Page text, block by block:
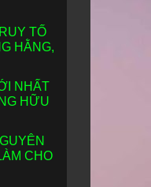
TỐ
HẰNG,
NHẤT
HỮU
CHO